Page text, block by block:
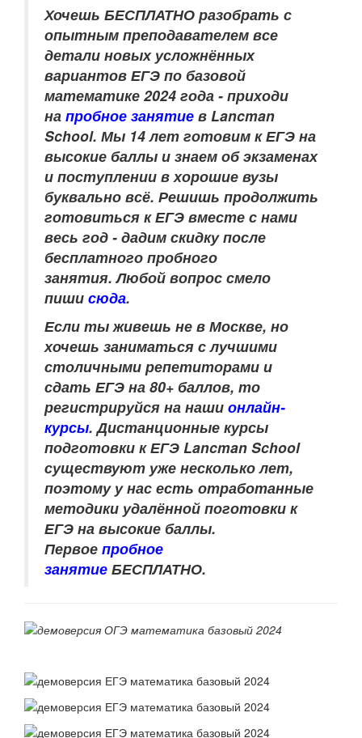
Хочешь БЕСПЛАТНО разобрать с
опытным преподавателем все
детали новых усложнённых
вариантов ЕГЭ по базовой
математике 2024 года - приходи
на пробное занятие в Lancman
School. Мы 14 лет готовим к ЕГЭ на
высокие баллы и знаем об экзаменах
и поступлении в хорошие вузы
буквально всё. Решишь продолжить
готовиться к ЕГЭ вместе с нами
весь год - дадим скидку после
бесплатного пробного
занятия. Любой вопрос смело
пиши сюда.
Если ты живешь не в Москве, но
хочешь заниматься с лучшими
столичными репетиторами и
сдать ЕГЭ на 80+ баллов, то
регистрируйся на наши онлайн-
курсы. Дистанционные курсы
подготовки к ЕГЭ Lancman School
существуют уже несколько лет,
поэтому у нас есть отработанные
методики удалённой поготовки к
ЕГЭ на высокие баллы.
Первое пробное
занятие БЕСПЛАТНО.